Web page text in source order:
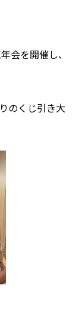
会を開催し、
のくじ引き大